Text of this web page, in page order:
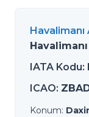
Havalimanı
Havalimanı
IATA Kodu:
ICAO:
Konum: